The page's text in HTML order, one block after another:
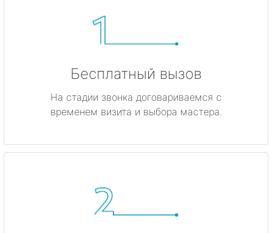
Бесплатный вызов
На стадии звонка договариваемся с
временем визита и выбора мастера.